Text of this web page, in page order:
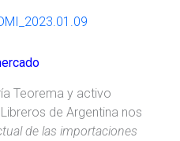
Teorema y activo
de Argentina nos
de las importaciones